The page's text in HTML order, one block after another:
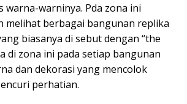
warna-warninya. Pda zona ini
melihat berbagai bangunan replika
biasanya di sebut dengan “the
di zona ini pada setiap bangunan
dan dekorasi yang mencolok
perhatian.